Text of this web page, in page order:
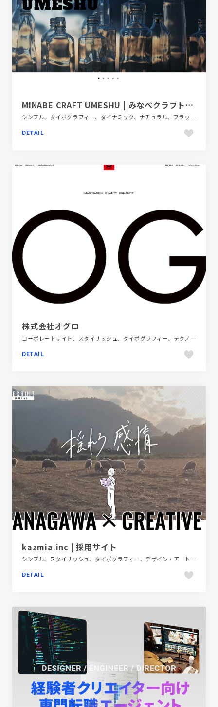
MINABE CRAFT UMESHU | みなべクラフト梅酒
シンプル、タイポグラフィー、ダイナミック、ナチュラル、フラットデザイン、ブラック系 、ブランド・サービスサイト、ホワイト系、ポップ、大きめ写真、飲料・食品
DETAIL
株式会社オグロ
コーポレートサイト、スタイリッシュ、タイポグラフィー、テクノロジー・サイエンス、ホワイト系、大きめ写真
DETAIL
kazmia.inc | 採用サイト
シンプル、スタイリッシュ、タイポグラフィー、デザイン・アート・音楽・文芸、ホワイト系、モーション多め、動画が流れる、大きめ写真、新卒・中途採用サイト
DETAIL